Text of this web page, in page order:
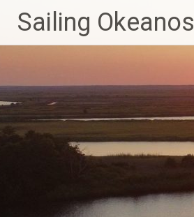
Zum
Inhalt
Sailing Okeanos